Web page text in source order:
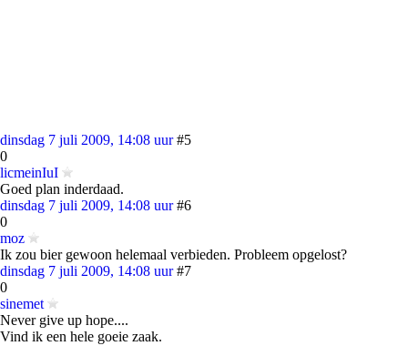
dinsdag 7 juli 2009, 14:08 uur #5
0
licmeinIuI
Goed plan inderdaad.
dinsdag 7 juli 2009, 14:08 uur #6
0
moz
Ik zou bier gewoon helemaal verbieden. Probleem opgelost?
dinsdag 7 juli 2009, 14:08 uur #7
0
sinemet
Never give up hope....
Vind ik een hele goeie zaak.